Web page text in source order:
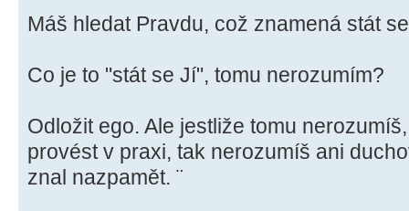
Máš hledat Pravdu, což znamená stát
Co je to "stát se Jí", tomu nerozumím?
Odložit ego. Ale jestliže tomu
provést v praxi, tak nerozumíš ani
znal nazpamět. ¨